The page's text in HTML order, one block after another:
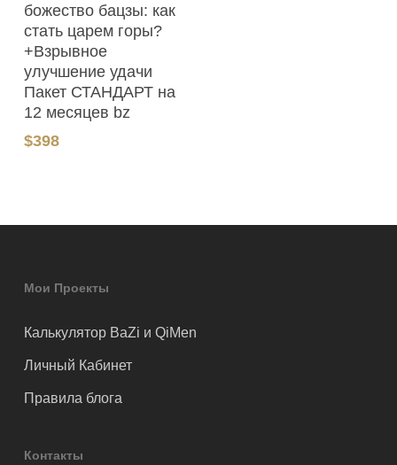
божество бацзы: как
стать царем горы?
+Взрывное
улучшение удачи
Пакет СТАНДАРТ на
12 месяцев bz
$398
Мои Проекты
Калькулятор BaZi и QiMen
Личный Кабинет
Правила блога
Контакты